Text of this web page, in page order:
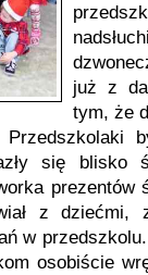
już z
tym, że
się blisko
prezentów
z dziećmi,
w
osobiście